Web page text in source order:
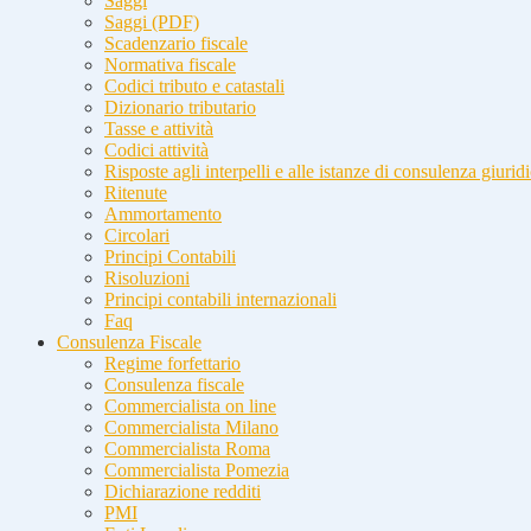
Saggi (PDF)
Scadenzario fiscale
Normativa fiscale
Codici tributo e catastali
Dizionario tributario
Tasse e attività
Codici attività
Risposte agli interpelli e alle istanze di consulenza
Ritenute
Ammortamento
Circolari
Principi Contabili
Risoluzioni
Principi contabili internazionali
Faq
Consulenza Fiscale
Regime forfettario
Consulenza fiscale
Commercialista on line
Commercialista Milano
Commercialista Roma
Commercialista Pomezia
Dichiarazione redditi
PMI